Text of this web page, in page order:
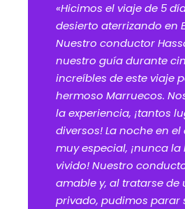
«Hicimos el viaje de 5
desierto aterrizando en
Nuestro conductor
nuestro guía durante
increíbles de este viaje
hermoso Marruecos.
la experiencia, ¡tantos
diversos! La noche en
muy especial, ¡nunca
vivido! Nuestro
amable y, al tratarse de
privado, pudimos parar